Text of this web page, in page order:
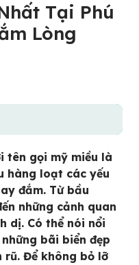
Tại Phú
Lòng
tên gọi mỹ miều là
hàng loạt các yếu
đắm. Từ bầu
những cảnh quan
dị. Có thể nói nổi
bãi biển đẹp
rũ. Để không bỏ lỡ